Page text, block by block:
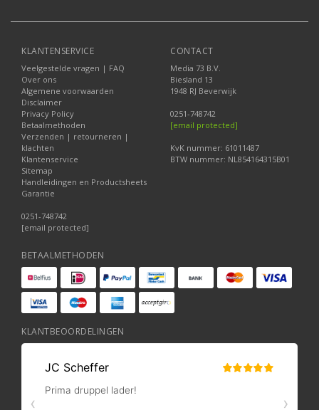
KLANTENSERVICE
Veelgestelde vragen | FAQ
Over ons
Algemene voorwaarden
Disclaimer
Privacy Policy
Betaalmethoden
Verzenden | retourneren |
klachten
Klantenservice
Sitemap
Handleidingen en Productsheets
Garantie
0251-748742
[email protected]
CONTACT
Media 73 B.V.
Biesland 13
1948 RJ Beverwijk
0251-748742
[email protected]
KvK nummer: 61011487
BTW nummer: NL854164315B01
BETAALMETHODEN
KLANTBEOORDELINGEN